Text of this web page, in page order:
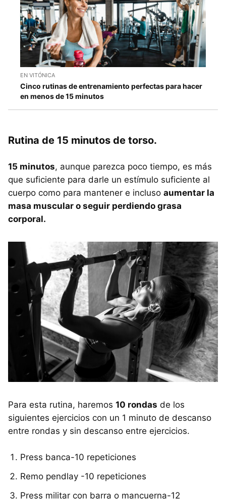
EN VITÓNICA
Cinco rutinas de entrenamiento perfectas para hacer
en menos de 15 minutos
Rutina de 15 minutos de torso.
15 minutos, aunque parezca poco tiempo, es más
que suficiente para darle un estímulo suficiente al
cuerpo como para mantener e incluso aumentar la
masa muscular o seguir perdiendo grasa
corporal.
Para esta rutina, haremos 10 rondas de los
siguientes ejercicios con un 1 minuto de descanso
entre rondas y sin descanso entre ejercicios.
Press banca-10 repeticiones
Remo pendlay -10 repeticiones
Press militar con barra o mancuerna-12